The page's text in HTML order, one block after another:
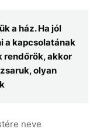
a ház. Ha jól
a kapcsolatának
rendőrök, akkor
olyan
neve